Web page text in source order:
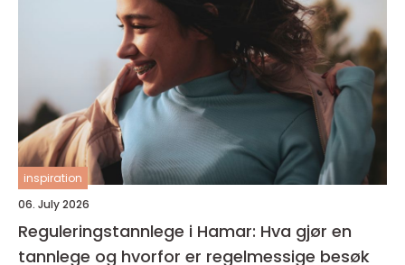
inspiration
06. July 2026
Reguleringstannlege i Hamar: Hva gjør en
tannlege og hvorfor er regelmessige besøk